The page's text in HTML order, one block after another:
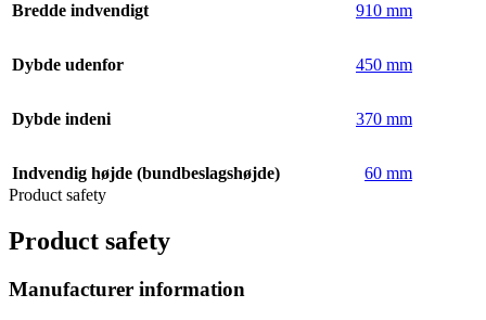
Bredde indvendigt 910 mm
Dybde udenfor 450 mm
Dybde indeni 370 mm
Indvendig højde (bundbeslagshøjde)
60 mm
Product safety
Product safety
Manufacturer information